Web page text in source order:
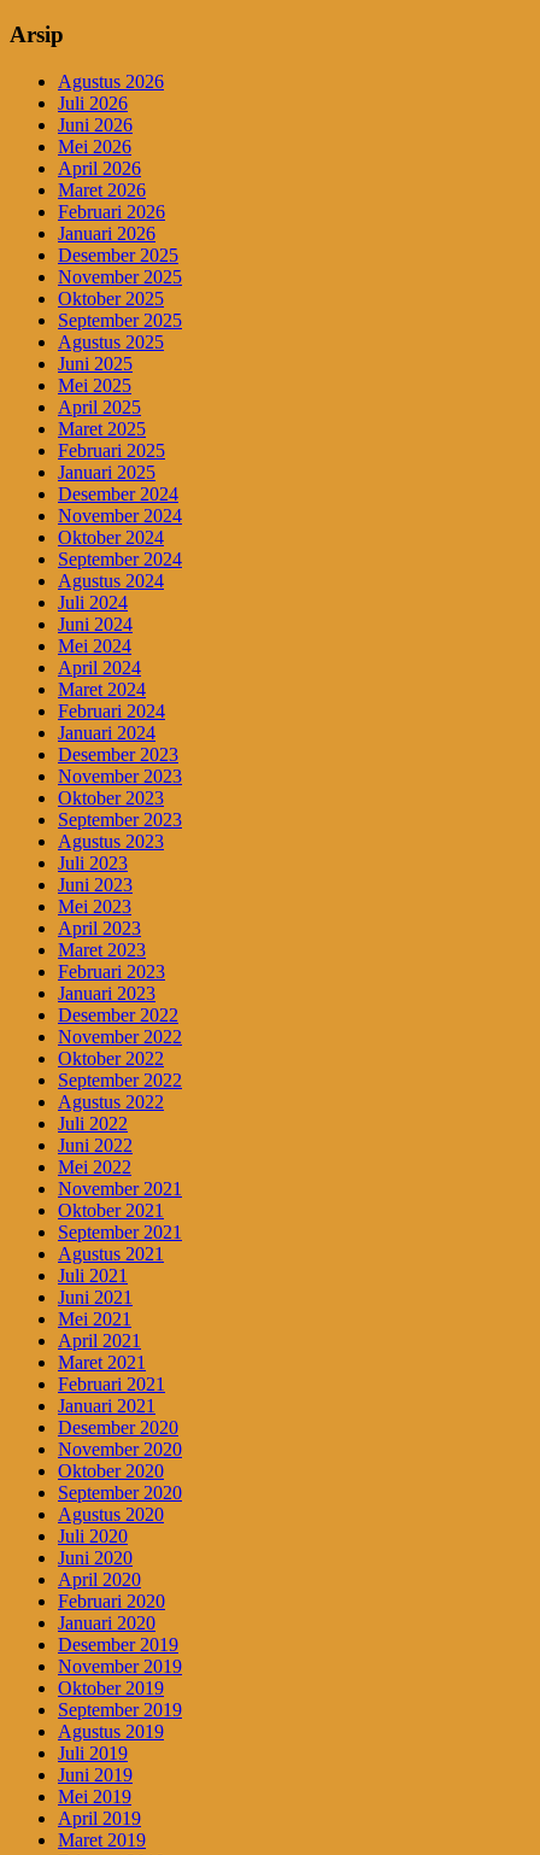
Arsip
Agustus 2026
Juli 2026
Juni 2026
Mei 2026
April 2026
Maret 2026
Februari 2026
Januari 2026
Desember 2025
November 2025
Oktober 2025
September 2025
Agustus 2025
Juni 2025
Mei 2025
April 2025
Maret 2025
Februari 2025
Januari 2025
Desember 2024
November 2024
Oktober 2024
September 2024
Agustus 2024
Juli 2024
Juni 2024
Mei 2024
April 2024
Maret 2024
Februari 2024
Januari 2024
Desember 2023
November 2023
Oktober 2023
September 2023
Agustus 2023
Juli 2023
Juni 2023
Mei 2023
April 2023
Maret 2023
Februari 2023
Januari 2023
Desember 2022
November 2022
Oktober 2022
September 2022
Agustus 2022
Juli 2022
Juni 2022
Mei 2022
November 2021
Oktober 2021
September 2021
Agustus 2021
Juli 2021
Juni 2021
Mei 2021
April 2021
Maret 2021
Februari 2021
Januari 2021
Desember 2020
November 2020
Oktober 2020
September 2020
Agustus 2020
Juli 2020
Juni 2020
April 2020
Februari 2020
Januari 2020
Desember 2019
November 2019
Oktober 2019
September 2019
Agustus 2019
Juli 2019
Juni 2019
Mei 2019
April 2019
Maret 2019